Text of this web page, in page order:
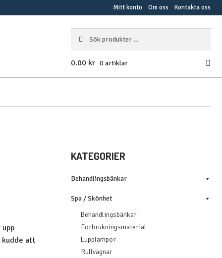
Mitt konto Om oss Kontakta oss
efter:
0.00 kr 0 artiklar
kudde att
KATEGORIER
Behandlingsbänkar
Spa / Skönhet
Behandlingsbänkar
Förbrukningsmaterial
Lupplampor
Rullvagnar